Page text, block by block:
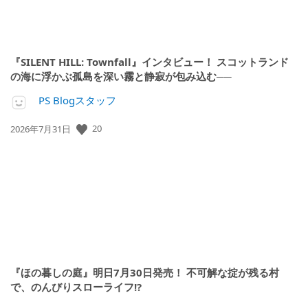
『SILENT HILL: Townfall』インタビュー！ スコットランド
の海に浮かぶ孤島を深い霧と静寂が包み込む──
PS Blogスタッフ
公
2026年7月31日 20
『ほの暮しの庭』明日7月30日発売！ 不可解な掟が残る村
で、のんびりスローライフ!?